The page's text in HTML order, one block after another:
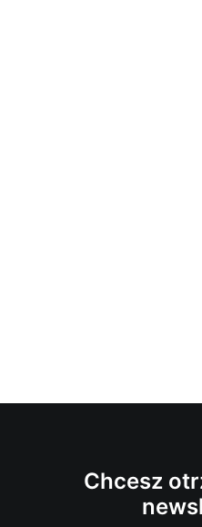
Chcesz